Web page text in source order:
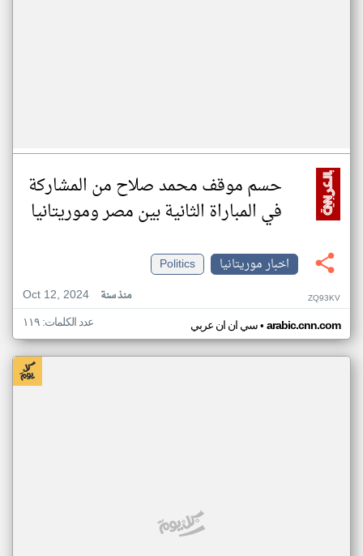
حسم موقف محمد صلاح من المشاركة
في المباراة الثانية بين مصر وموريتانيا
اخبار موريتانيا
Politics
Oct 12, 2024
منذ سنة ZQ93KV
سي ان ان عربي• arabic.cnn.com عدد الكلمات: ١١٩